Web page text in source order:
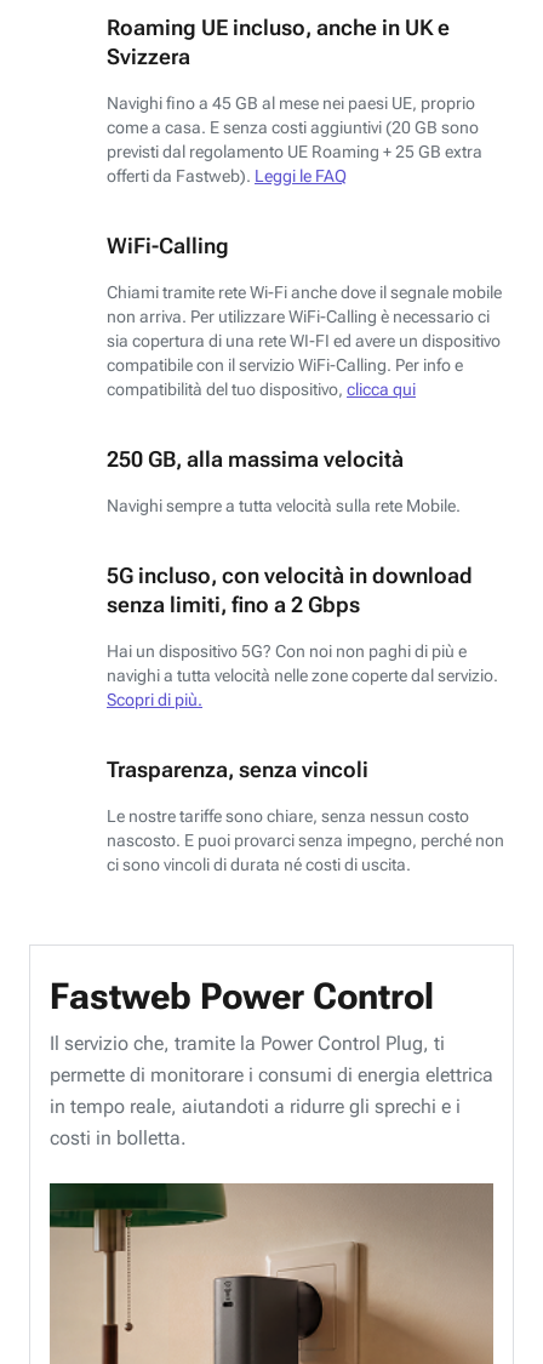
Roaming UE incluso, anche in UK e
Svizzera
Navighi fino a 45 GB al mese nei paesi UE, proprio
come a casa. E senza costi aggiuntivi (20 GB sono
previsti dal regolamento UE Roaming + 25 GB extra
offerti da Fastweb). Leggi le FAQ
WiFi-Calling
Chiami tramite rete Wi-Fi anche dove il segnale mobile
non arriva. Per utilizzare WiFi-Calling è necessario ci
sia copertura di una rete WI-FI ed avere un dispositivo
compatibile con il servizio WiFi-Calling. Per info e
compatibilità del tuo dispositivo, clicca qui
250 GB, alla massima velocità
Navighi sempre a tutta velocità sulla rete Mobile.
5G incluso, con velocità in download
senza limiti, fino a 2 Gbps
Hai un dispositivo 5G? Con noi non paghi di più e
navighi a tutta velocità nelle zone coperte dal servizio.
Scopri di più.
Trasparenza, senza vincoli
Le nostre tariffe sono chiare, senza nessun costo
nascosto. E puoi provarci senza impegno, perché non
ci sono vincoli di durata né costi di uscita.
Fastweb Power Control
Il servizio che, tramite la Power Control Plug, ti
permette di monitorare i consumi di energia elettrica
in tempo reale, aiutandoti a ridurre gli sprechi e i
costi in bolletta.